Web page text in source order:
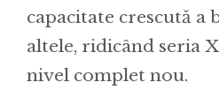
capacitate crescută a
altele, ridicând seria
nivel complet nou.